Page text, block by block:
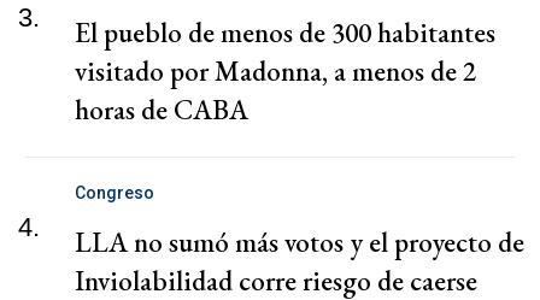
3.
El pueblo de menos de 300 habitantes
visitado por Madonna, a menos de 2
horas de CABA
4.
Congreso
LLA no sumó más votos y el proyecto de
Inviolabilidad corre riesgo de caerse